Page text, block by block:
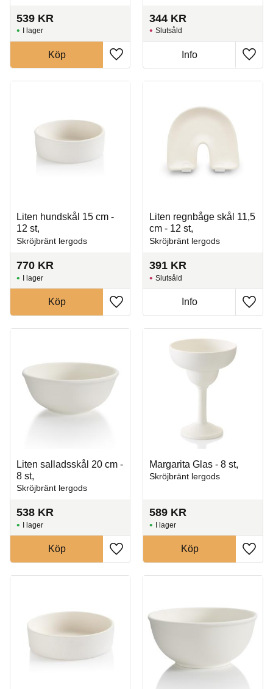
539 KR
Lägg till i favoriter
I lager
Köp
344 KR
Lägg
Slutsåld
Info
Liten hundskål 15 cm -
12 st,
Skröjbränt lergods
770 KR
Lägg till i favoriter
I lager
Köp
Liten regnbåge skål 11,5
cm - 12 st,
Skröjbränt lergods
391 KR
Lägg
Slutsåld
Info
Liten salladsskål 20 cm -
8 st,
Skröjbränt lergods
538 KR
Lägg till i favoriter
I lager
Köp
Margarita Glas - 8 st,
Skröjbränt lergods
589 KR
Lägg
I lager
Köp